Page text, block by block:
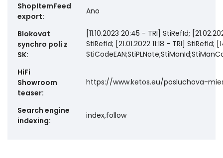
ShopItemFeed
export:
Ano
Blokovat
synchro poli z
SK:
[11.10.2023 20:45 - TRI] StiRefId;
StiRefId; [21.01.2022 11:18 - TRI] StiRefId;
HiFi
Showroom
teaser:
https://www.ketos.eu/posluchova-
Search engine
indexing:
index,follow